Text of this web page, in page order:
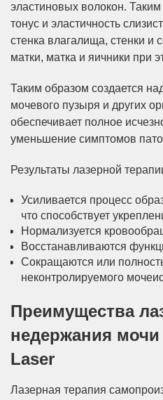
эластиновых волокон.
тонус и эластичность
стенка влагалища, стенки и
матки, матка и яичники при
Таким образом создается
мочевого пузыря и других
обеспечивает полное
уменьшение симптомов
Результаты лазерной
Усиливается процесс
что способствует
Нормализуется
Восстанавливаются
Сокращаются или
неконтролируемого
Преимущества
недержания
Laser
Лазерная терапия